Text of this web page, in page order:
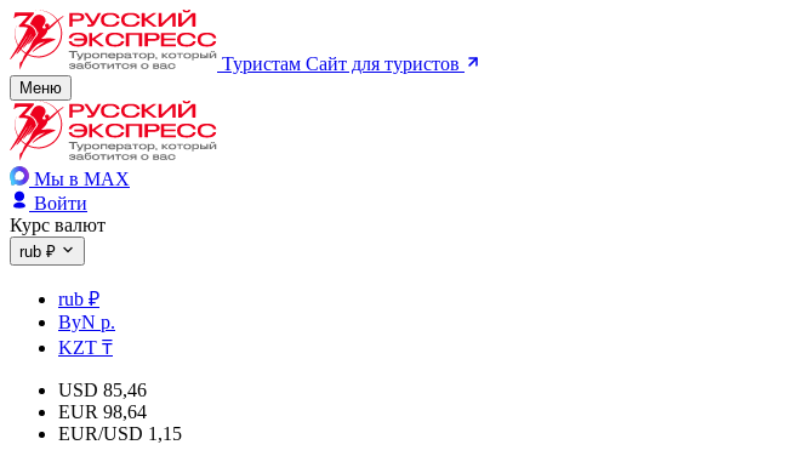
Туристам Сайт для туристов
Меню
Мы в MAX
Войти
Курс валют
rub ₽
rub ₽
ByN р.
KZT ₸
USD 85,46
EUR 98,64
EUR/USD 1,15